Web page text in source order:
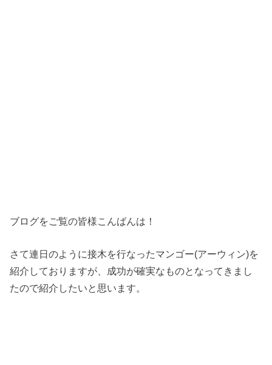
ブログをご覧の皆様こんばんは！
さて連日のように接木を行なったマンゴー(アーウィン)を
紹介しておりますが、成功が確実なものとなってきまし
たので紹介したいと思います。